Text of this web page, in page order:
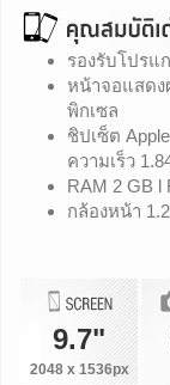
รองรับโปรแ
หน้าจอแสดง
พิกเซล
ชิปเซ็ต
ความเร็ว
RAM 2 GB l
กล้องหน้า
9.7"
2048 x 1536px